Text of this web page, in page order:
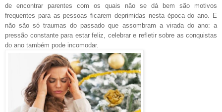
de encontrar parentes com os quais não se dá bem são motivos
frequentes para as pessoas ficarem deprimidas nesta época do ano. E
não são só traumas do passado que assombram a virada do ano: a
pressão constante para estar feliz, celebrar e refletir sobre as conquistas
do ano também pode incomodar.